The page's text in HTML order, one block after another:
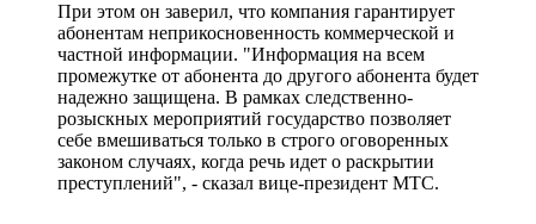
При этом он заверил, что компания гарантирует
абонентам неприкосновенность коммерческой и
частной информации. "Информация на всем
промежутке от абонента до другого абонента будет
надежно защищена. В рамках следственно-
розыскных мероприятий государство позволяет
себе вмешиваться только в строго оговоренных
законом случаях, когда речь идет о раскрытии
преступлений", - сказал вице-президент МТС.